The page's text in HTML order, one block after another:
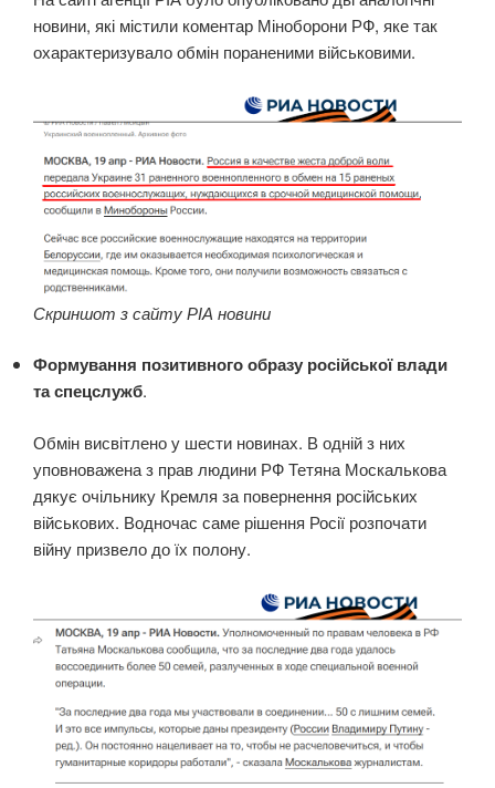
новини, які містили коментар Міноборони РФ, яке так
охарактеризувало обмін пораненими військовими.
Скриншот з сайту РІА новини
Формування позитивного образу російської влади
та спецслужб.
Обмін висвітлено у шести новинах. В одній з них
уповноважена з прав людини РФ Тетяна Москалькова
дякує очільнику Кремля за повернення російських
військових. Водночас саме рішення Росії розпочати
війну призвело до їх полону.